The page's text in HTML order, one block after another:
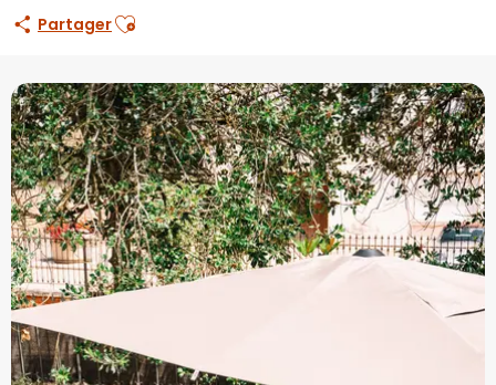
PartagerAjouter aux favoris